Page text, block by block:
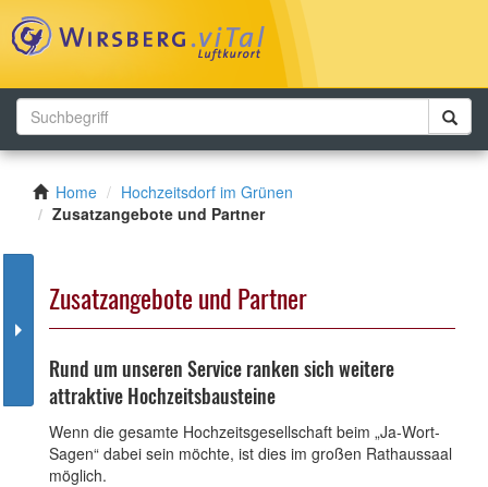
Home
Hochzeitsdorf im Grünen
Zusatzangebote und Partner
Zusatzangebote und Partner
Rund um unseren Service ranken sich weitere
attraktive Hochzeitsbausteine
Wenn die gesamte Hochzeitsgesellschaft beim „Ja-Wort-
Sagen“ dabei sein möchte, ist dies im großen Rathaussaal
möglich.